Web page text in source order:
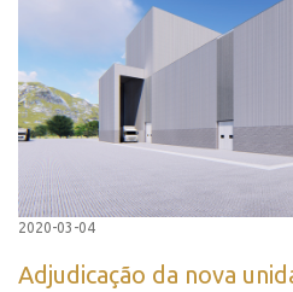
2020-03-04
Adjudicação da nova